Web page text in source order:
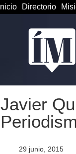
Inicio Directorio
Javier
29 junio, 2015